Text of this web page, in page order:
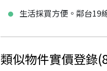
生活採買方便。鄰台19
類似物件實價登錄(